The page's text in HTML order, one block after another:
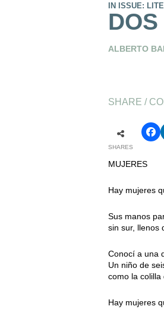
IN ISSUE:
ALBERTO
SHARE /
SHARES
MUJERES
Hay mujeres
Sus manos
sin sur, llenos
Conocí a una
Un niño de
como la colilla
Hay mujeres